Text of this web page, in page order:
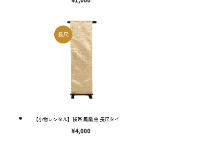
【小物レンタル】袋帯 鳳凰 金 長尺タイプ OO019 ※送料¥2,000※
¥4,000